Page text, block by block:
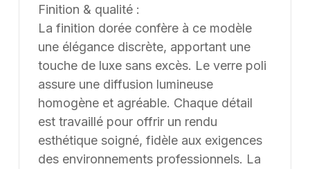
Finition & qualité :
La finition dorée confère à ce modèle
une élégance discrète, apportant une
touche de luxe sans excès. Le verre poli
assure une diffusion lumineuse
homogène et agréable. Chaque détail
est travaillé pour offrir un rendu
esthétique soigné, fidèle aux exigences
des environnements professionnels. La